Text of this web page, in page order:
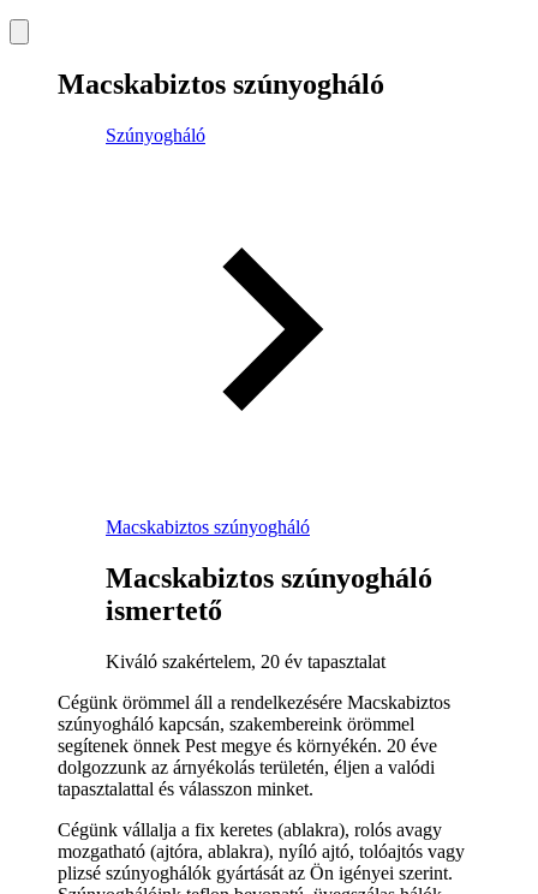
Macskabiztos szúnyogháló
Szúnyogháló
Macskabiztos szúnyogháló
Macskabiztos szúnyogháló
ismertető
Kiváló szakértelem, 20 év tapasztalat
Cégünk örömmel áll a rendelkezésére Macskabiztos
szúnyogháló kapcsán, szakembereink örömmel
segítenek önnek Pest megye és környékén. 20 éve
dolgozzunk az árnyékolás területén, éljen a valódi
tapasztalattal és válasszon minket.
Cégünk vállalja a fix keretes (ablakra), rolós avagy
mozgatható (ajtóra, ablakra), nyíló ajtó, tolóajtós vagy
plizsé szúnyoghálók gyártását az Ön igényei szerint.